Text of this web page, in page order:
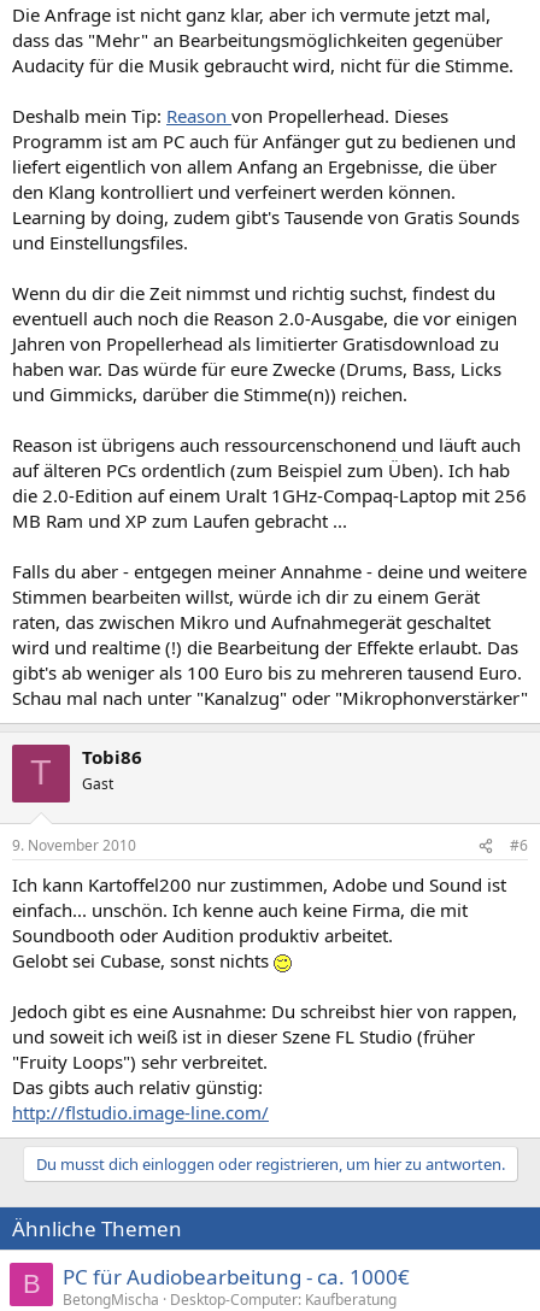
Die Anfrage ist nicht ganz klar, aber ich vermute jetzt mal,
dass das "Mehr" an Bearbeitungsmöglichkeiten gegenüber
Audacity für die Musik gebraucht wird, nicht für die Stimme.
Deshalb mein Tip: Reason von Propellerhead. Dieses
Programm ist am PC auch für Anfänger gut zu bedienen und
liefert eigentlich von allem Anfang an Ergebnisse, die über
den Klang kontrolliert und verfeinert werden können.
Learning by doing, zudem gibt's Tausende von Gratis Sounds
und Einstellungsfiles.
Wenn du dir die Zeit nimmst und richtig suchst, findest du
eventuell auch noch die Reason 2.0-Ausgabe, die vor einigen
Jahren von Propellerhead als limitierter Gratisdownload zu
haben war. Das würde für eure Zwecke (Drums, Bass, Licks
und Gimmicks, darüber die Stimme(n)) reichen.
Reason ist übrigens auch ressourcenschonend und läuft auch
auf älteren PCs ordentlich (zum Beispiel zum Üben). Ich hab
die 2.0-Edition auf einem Uralt 1GHz-Compaq-Laptop mit 256
MB Ram und XP zum Laufen gebracht ...
Falls du aber - entgegen meiner Annahme - deine und weitere
Stimmen bearbeiten willst, würde ich dir zu einem Gerät
raten, das zwischen Mikro und Aufnahmegerät geschaltet
wird und realtime (!) die Bearbeitung der Effekte erlaubt. Das
gibt's ab weniger als 100 Euro bis zu mehreren tausend Euro.
Schau mal nach unter "Kanalzug" oder "Mikrophonverstärker"
T Tobi86
Gast
9. November 2010 #6
Ich kann Kartoffel200 nur zustimmen, Adobe und Sound ist
einfach... unschön. Ich kenne auch keine Firma, die mit
Soundbooth oder Audition produktiv arbeitet.
Gelobt sei Cubase, sonst nichts
Jedoch gibt es eine Ausnahme: Du schreibst hier von rappen,
und soweit ich weiß ist in dieser Szene FL Studio (früher
"Fruity Loops") sehr verbreitet.
Das gibts auch relativ günstig:
http://flstudio.image-line.com/
Du musst dich einloggen oder registrieren, um hier zu antworten.
Ähnliche Themen
B PC für Audiobearbeitung - ca. 1000€
BetongMischa
Desktop-Computer: Kaufberatung